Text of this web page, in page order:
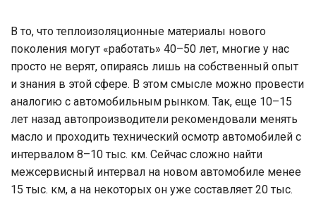
В то, что теплоизоляционные материалы нового
поколения могут «работать» 40–50 лет, многие у нас
просто не верят, опираясь лишь на собственный опыт
и знания в этой сфере. В этом смысле можно провести
аналогию с автомобильным рынком. Так, еще 10–15
лет назад автопроизводители рекомендовали менять
масло и проходить технический осмотр автомобилей с
интервалом 8–10 тыс. км. Сейчас сложно найти
межсервисный интервал на новом автомобиле менее
15 тыс. км, а на некоторых он уже составляет 20 тыс.